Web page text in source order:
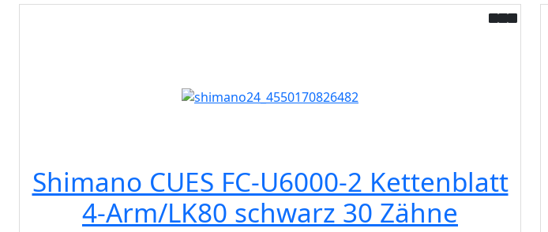
Shimano CUES FC-U6000-2 Kettenblatt
4-Arm/LK80 schwarz 30 Zähne